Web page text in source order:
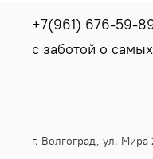
+7(961) 676-59-
с заботой о
г. Волгоград, ул. Мира